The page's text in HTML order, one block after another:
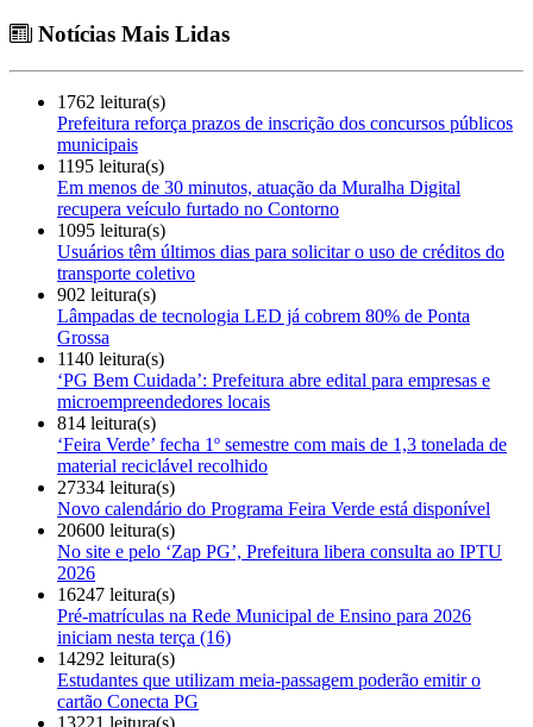
Notícias Mais Lidas
1762 leitura(s)
Prefeitura reforça prazos de inscrição dos concursos públicos
municipais
1195 leitura(s)
Em menos de 30 minutos, atuação da Muralha Digital
recupera veículo furtado no Contorno
1095 leitura(s)
Usuários têm últimos dias para solicitar o uso de créditos do
transporte coletivo
902 leitura(s)
Lâmpadas de tecnologia LED já cobrem 80% de Ponta
Grossa
1140 leitura(s)
‘PG Bem Cuidada’: Prefeitura abre edital para empresas e
microempreendedores locais
814 leitura(s)
‘Feira Verde’ fecha 1º semestre com mais de 1,3 tonelada de
material reciclável recolhido
27334 leitura(s)
Novo calendário do Programa Feira Verde está disponível
20600 leitura(s)
No site e pelo ‘Zap PG’, Prefeitura libera consulta ao IPTU
2026
16247 leitura(s)
Pré-matrículas na Rede Municipal de Ensino para 2026
iniciam nesta terça (16)
14292 leitura(s)
Estudantes que utilizam meia-passagem poderão emitir o
cartão Conecta PG
13221 leitura(s)